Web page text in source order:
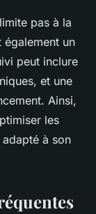
pas à la
un
peut inclure
et une
Ainsi,
les
à son